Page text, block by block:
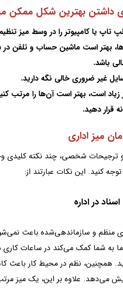
داشتن بهترین شکل ممکن
تاپ یا کامپیوتر را در وسط میز
بهتر است ماشین حساب و تلفن
باشد.
غیر ضروری خالی نگه دارید.
است، بهتر است آن‌ها را مرتب
قرار دهید.
میز اداری
ترجیحات شخصی، چند نکته کلیدی
کنید. این نکات عبارتند از:
منظم و سازماندهی‌شده باعث
به شما کمک می‌کند در ساعات کاری
همچنین، نظم در محیط کار
می‌دهد. علاوه بر این، یک میز